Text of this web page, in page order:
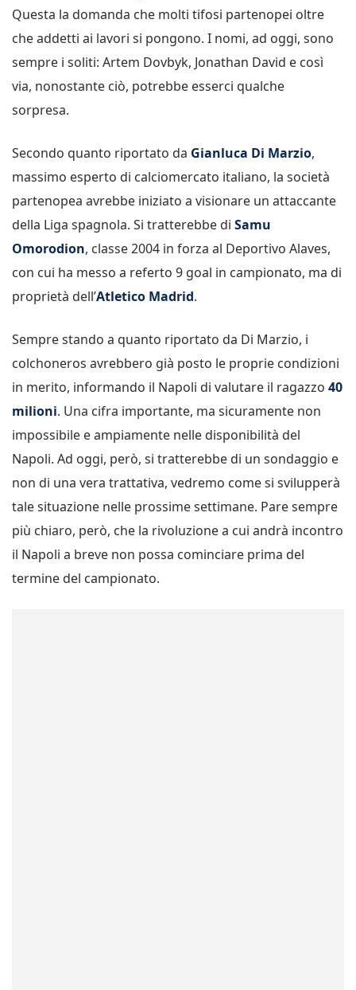
Questa la domanda che molti tifosi partenopei oltre
che addetti ai lavori si pongono. I nomi, ad oggi, sono
sempre i soliti: Artem Dovbyk, Jonathan David e così
via, nonostante ciò, potrebbe esserci qualche
sorpresa.
Secondo quanto riportato da Gianluca Di Marzio,
massimo esperto di calciomercato italiano, la società
partenopea avrebbe iniziato a visionare un attaccante
della Liga spagnola. Si tratterebbe di Samu
Omorodion, classe 2004 in forza al Deportivo Alaves,
con cui ha messo a referto 9 goal in campionato, ma di
proprietà dell’Atletico Madrid.
Sempre stando a quanto riportato da Di Marzio, i
colchoneros avrebbero già posto le proprie condizioni
in merito, informando il Napoli di valutare il ragazzo 40
milioni. Una cifra importante, ma sicuramente non
impossibile e ampiamente nelle disponibilità del
Napoli. Ad oggi, però, si tratterebbe di un sondaggio e
non di una vera trattativa, vedremo come si svilupperà
tale situazione nelle prossime settimane. Pare sempre
più chiaro, però, che la rivoluzione a cui andrà incontro
il Napoli a breve non possa cominciare prima del
termine del campionato.